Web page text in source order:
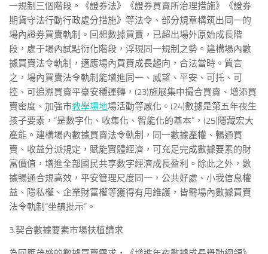
一規制三個階段。《證券法》《證券買賣所治理措施》《證券
期貨守法行動行政處分措施》等法令、部分規章構筑出同一的
場內證券買賣軌制。回想數據買賣，已超出場外原始成長階
段，處于場內試點衍化階段，浮現同一規制之勢。建構場內數
據買賣法令軌制，適應場內買賣成長趨向，合法當時。質言
之，場內買賣法令軌制能增進同一、威望、平安、可托、可
控、可追溯買賣平臺安穩運轉，(23)施展集中撮合買賣、增添買
賣密度、加強市教學場地場活動等感化。(24)數據是第五年夜生
孩子要素，“是數字化、收集化、智能化的基本”，(25)隱藏宏大
產能。建構場內數據買賣法令軌制，同一數據產權、暢通買
賣、收益分派規定，賦能實體經濟，可充足完成數據要素的財
富價值，增進全部國民共享數字經濟成長盈利。除此之外，數
據暢通合規高效，平安管理尺度同一，公共好處、小我信息權
益、隱私權、企業財富權等獲得有用維護，皆需場內數據買賣
法令軌制“坐鎮批示”。
3.契合數據要素市場扶植請求